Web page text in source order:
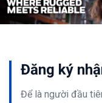
Đăng ký
Để là người đầu